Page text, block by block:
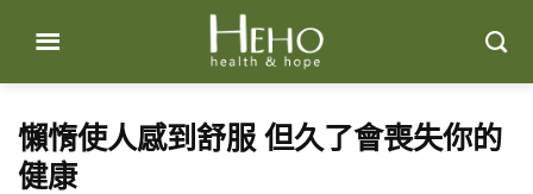
content
懶惰使人感到舒服 但久了會喪失你的
健康